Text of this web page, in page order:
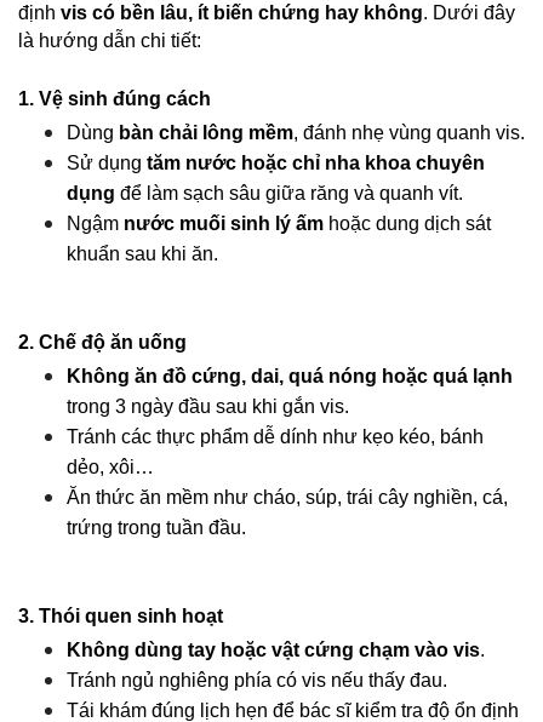
định vis có bền lâu, ít biến chứng hay không. Dưới đây
là hướng dẫn chi tiết:
1. Vệ sinh đúng cách
Dùng bàn chải lông mềm, đánh nhẹ vùng quanh vis.
Sử dụng tăm nước hoặc chỉ nha khoa chuyên
dụng để làm sạch sâu giữa răng và quanh vít.
Ngậm nước muối sinh lý ấm hoặc dung dịch sát
khuẩn sau khi ăn.
2. Chế độ ăn uống
Không ăn đồ cứng, dai, quá nóng hoặc quá lạnh
trong 3 ngày đầu sau khi gắn vis.
Tránh các thực phẩm dễ dính như kẹo kéo, bánh
dẻo, xôi…
Ăn thức ăn mềm như cháo, súp, trái cây nghiền, cá,
trứng trong tuần đầu.
3. Thói quen sinh hoạt
Không dùng tay hoặc vật cứng chạm vào vis.
Tránh ngủ nghiêng phía có vis nếu thấy đau.
Tái khám đúng lịch hẹn để bác sĩ kiểm tra độ ổn định